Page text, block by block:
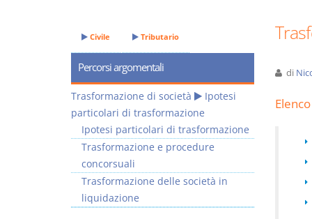
di
Civile Tributario
Percorsi argomentali
Trasformazione di società
Ipotesi
particolari di trasformazione
Ipotesi particolari di trasformazione
Trasformazione e procedure
concorsuali
Trasformazione delle società in
liquidazione